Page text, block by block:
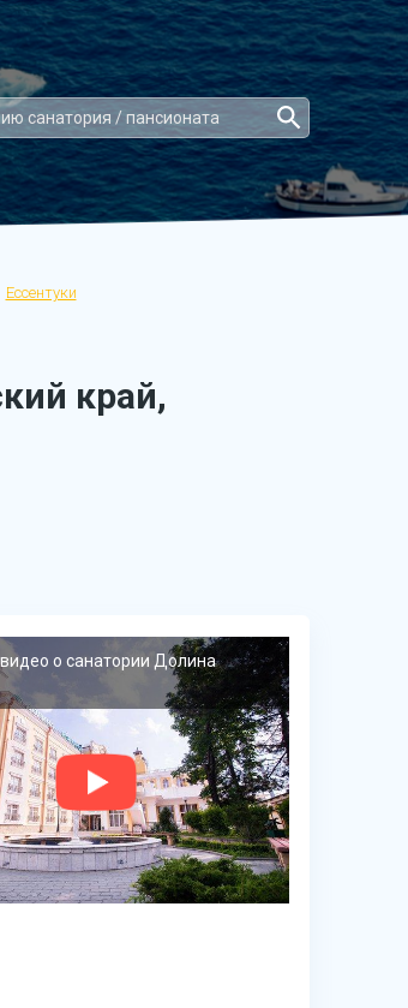
Ессентуки
край,
о санатории Долина